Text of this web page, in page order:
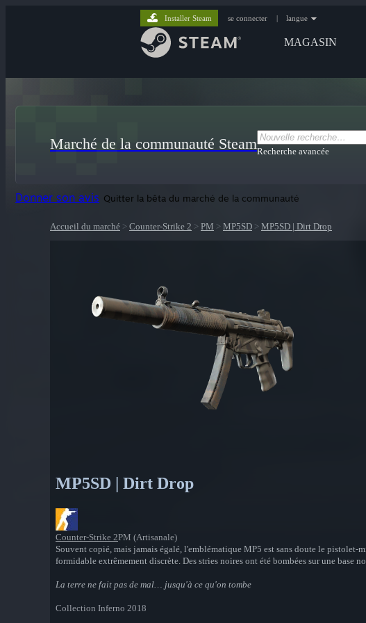
MAGASIN
Installer Steam se connecter | langue
Marché de la communauté SteamRecherche avancée
Donner son avis Quitter la bêta du marché de la communauté
Accueil du marché > Counter-Strike 2 > PM > MP5SD > MP5SD | Dirt Drop
MP5SD | Dirt Drop
Counter-Strike 2PM (Artisanale)
Souvent copié, mais jamais égalé, l'emblématique MP5 est sans doute le
formidable extrêmement discrète. Des stries noires ont été bombées sur une base
La terre ne fait pas de mal… jusqu'à ce qu'on tombe
Collection Inferno 2018